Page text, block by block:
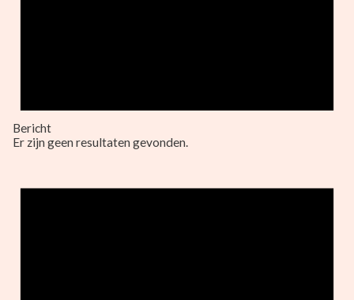
Bericht
Er zijn geen resultaten gevonden.